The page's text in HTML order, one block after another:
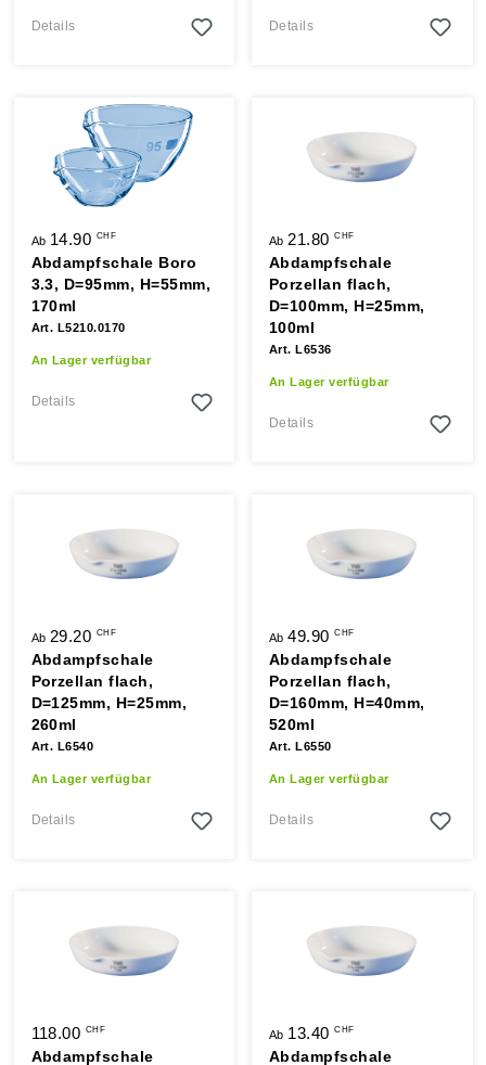
Details Details
Ab 14.90 CHF
Abdampfschale Boro
3.3, D=95mm, H=55mm,
170ml
Art. L5210.0170
An Lager verfügbar
Details
Ab 21.80CHF
Abdampfschale
Porzellan flach,
D=100mm, H=25mm,
100ml
Art. L6536
An Lager verfügbar
Details
Ab 29.20 CHF
Abdampfschale
Porzellan flach,
D=125mm, H=25mm,
260ml
Art. L6540
An Lager verfügbar
Details
Ab49.90CHF
Abdampfschale
Porzellan flach,
D=160mm, H=40mm,
520ml
Art. L6550
An Lager verfügbar
Details
118.00 CHF
Abdampfschale
Ab 13.40CHF
Abdampfschale